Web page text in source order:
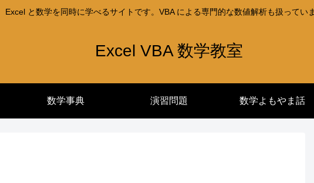
Excel と数学を同時に学べるサイトです。VBA による専門的な数値解析も扱っていま
Excel VBA 数学教室
数学事典 演習問題 数学よもやま話